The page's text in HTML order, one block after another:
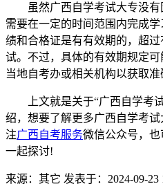
虽然广西自学考试大专没有
需要在一定的时间范围内完成
绩和合格证是有有效期的，超
试。不过，具体的有效期规定
当地自考办或相关机构以获取准
上文就是关于“广西自学考试
绍，想要了解更多广西自学考
注广西自考服务微信公众号，也
一起探讨!
来源：其它 发表于：2024-09-23